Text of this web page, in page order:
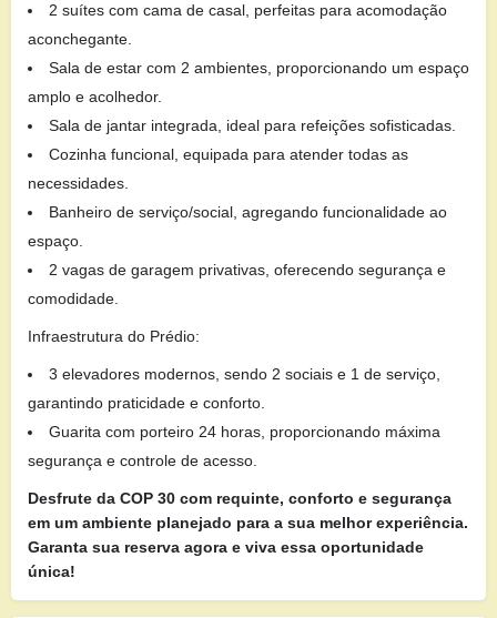
2 suítes com cama de casal, perfeitas para acomodação
aconchegante.
Sala de estar com 2 ambientes, proporcionando um espaço
amplo e acolhedor.
Sala de jantar integrada, ideal para refeições sofisticadas.
Cozinha funcional, equipada para atender todas as
necessidades.
Banheiro de serviço/social, agregando funcionalidade ao
espaço.
2 vagas de garagem privativas, oferecendo segurança e
comodidade.
Infraestrutura do Prédio:
3 elevadores modernos, sendo 2 sociais e 1 de serviço,
garantindo praticidade e conforto.
Guarita com porteiro 24 horas, proporcionando máxima
segurança e controle de acesso.
Desfrute da COP 30 com requinte, conforto e segurança
em um ambiente planejado para a sua melhor experiência.
Garanta sua reserva agora e viva essa oportunidade
única!